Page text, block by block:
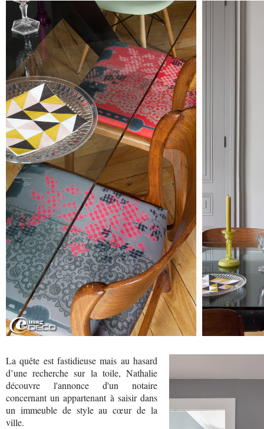
La quête est fastidieuse mais au hasard
d’une recherche sur la toile, Nathalie
découvre l'annonce d'un notaire
concernant un appartenant à saisir dans
un immeuble de style au cœur de la
ville.